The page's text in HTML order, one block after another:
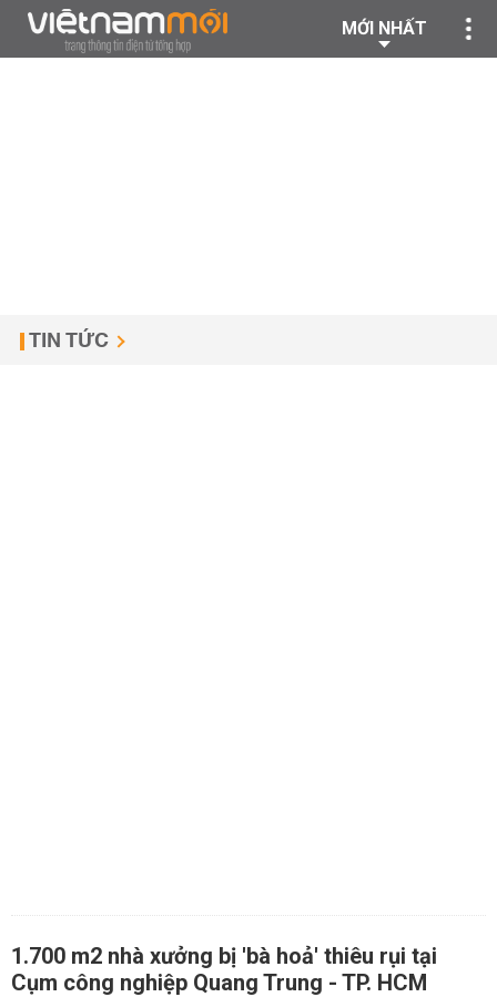
MỚI NHẤT
TIN TỨC
1.700 m2 nhà xưởng bị 'bà hoả' thiêu rụi tại
Cụm công nghiệp Quang Trung - TP. HCM